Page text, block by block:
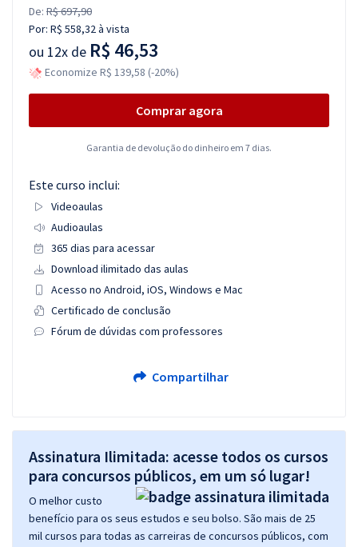
De: R$ 697,90
Por: R$ 558,32à vista
ou 12x de R$ 46,53
Economize R$ 139,58 (-20%)
Comprar agora
Garantia de devolução do dinheiro em 7 dias.
Este curso inclui:
Videoaulas
Audioaulas
365 dias para acessar
Download ilimitado das aulas
Acesso no Android, iOS, Windows e Mac
Certificado de conclusão
Fórum de dúvidas com professores
Compartilhar
Assinatura Ilimitada: acesse todos os cursos
para concursos públicos, em um só lugar!
O melhor custo
benefício para os seus estudos e seu bolso. São mais de 25
mil cursos para todas as carreiras de concursos públicos, com